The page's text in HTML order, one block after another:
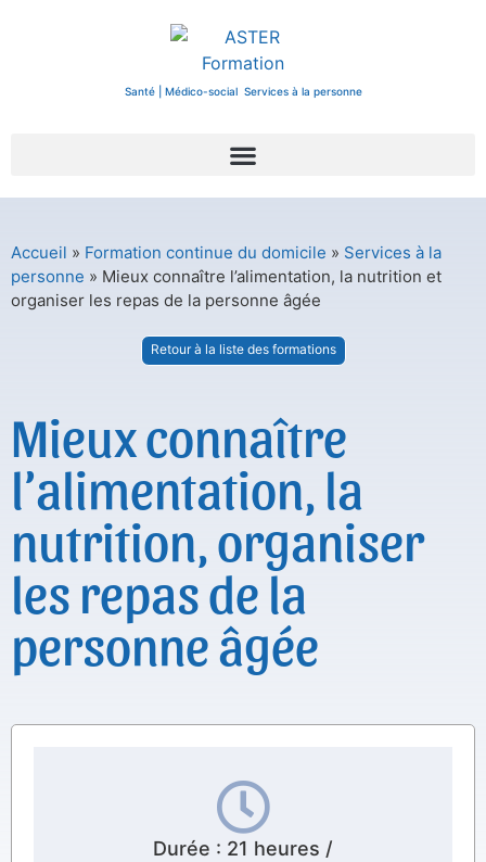
Santé | Médico-social Services à la personne
Accueil » Formation continue du domicile » Services à la
personne » Mieux connaître l’alimentation, la nutrition et
organiser les repas de la personne âgée
Retour à la liste des formations
Mieux connaître
l’alimentation, la
nutrition, organiser
les repas de la
personne âgée
Durée : 21 heures /